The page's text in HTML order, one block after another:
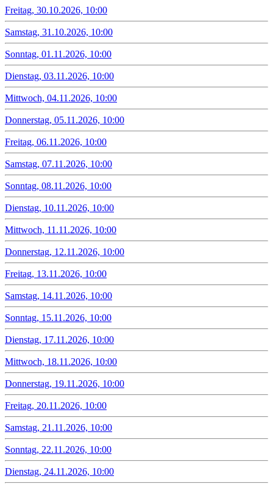
Freitag, 30.10.2026, 10:00
Samstag, 31.10.2026, 10:00
Sonntag, 01.11.2026, 10:00
Dienstag, 03.11.2026, 10:00
Mittwoch, 04.11.2026, 10:00
Donnerstag, 05.11.2026, 10:00
Freitag, 06.11.2026, 10:00
Samstag, 07.11.2026, 10:00
Sonntag, 08.11.2026, 10:00
Dienstag, 10.11.2026, 10:00
Mittwoch, 11.11.2026, 10:00
Donnerstag, 12.11.2026, 10:00
Freitag, 13.11.2026, 10:00
Samstag, 14.11.2026, 10:00
Sonntag, 15.11.2026, 10:00
Dienstag, 17.11.2026, 10:00
Mittwoch, 18.11.2026, 10:00
Donnerstag, 19.11.2026, 10:00
Freitag, 20.11.2026, 10:00
Samstag, 21.11.2026, 10:00
Sonntag, 22.11.2026, 10:00
Dienstag, 24.11.2026, 10:00